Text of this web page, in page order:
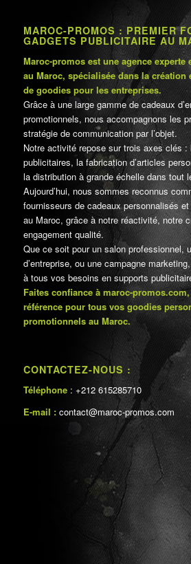
MAROC-PROMOS : PREMIER
GADGETS PUBLICITAIRE AU
Maroc-promos est une agence
au Maroc, spécialisée dans la
de goodies pour les entreprises.
Grâce à une large gamme de cadeaux
promotionnels, nous accompagnons les
stratégie de communication par l’objet.
Notre activité repose sur trois axes clés :
publicitaires, la fabrication d’articles
la distribution à grande échelle dans tout
Aujourd’hui, nous sommes reconnus
fournisseurs de cadeaux personnalisés et
au Maroc, grâce à notre réactivité, notre
engagement qualité.
Que ce soit pour un salon professionnel,
d’entreprise, ou une campagne
à tous vos besoins en supports
Faites confiance à maroc-
référence pour tous vos goodies
promotionnels au Maroc.
CONTACTEZ-NOUS :
Téléphone : +212 615285710
E-mail : contact@maroc-promos.com